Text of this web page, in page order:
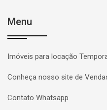
Menu
Imóveis para locação
Conheça nosso site de
Contato Whatsapp